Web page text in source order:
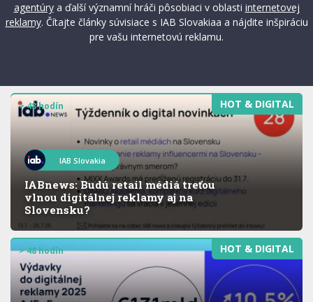
agentúrya ďalší významní hráči pôsobiaci v oblasti internetovej
reklamy. Čítajte články súvisiace s IAB Slovakiaa a nájdite inšpiráciu
pre vašu internetovú reklamu.
HOT & DIGITAL
> 48 hodín
IAB Slovakia
IABnews: Budú retail médiá treťou
vlnou digitálnej reklamy aj na
Slovensku?
HOT & DIGITAL
> 48 hodín